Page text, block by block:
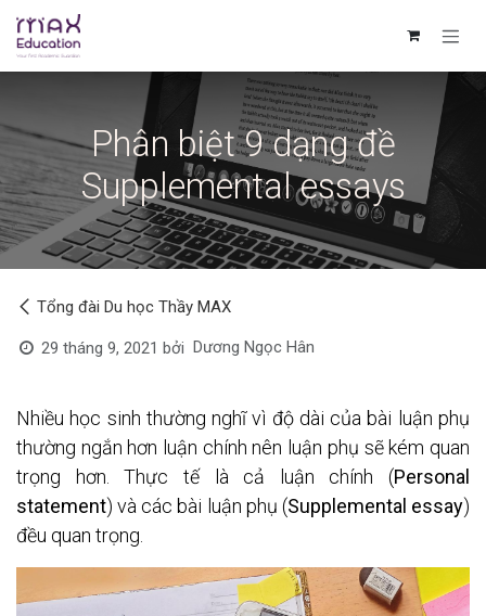
Phân biệt 9 dạng đề
Supplemental essays
Tổng đài Du học Thầy MAX
29 tháng 9, 2021 bởi Dương Ngọc Hân
Nhiều học sinh thường nghĩ vì độ dài của bài luận phụ
thường ngắn hơn luận chính nên luận phụ sẽ kém quan
trọng hơn.
Thực tế là cả luận chính (Personal
statement) và các bài luận phụ (Supplemental essay)
đều quan trọng.